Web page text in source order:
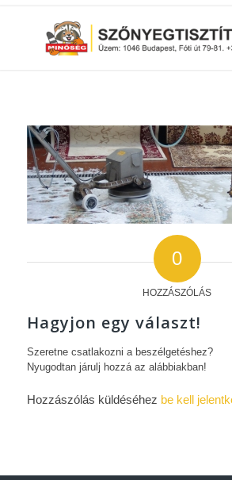
0
HOZZÁSZÓLÁS
Hagyjon egy választ!
Szeretne csatlakozni a beszélgetéshez?
Nyugodtan járulj hozzá az alábbiakban!
Hozzászólás küldéséhez be kell